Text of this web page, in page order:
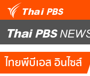
ไทยพีบีเอส อินไซส์